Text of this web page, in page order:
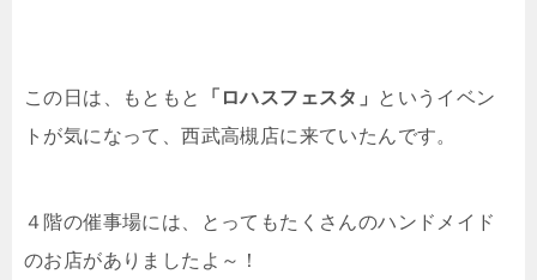
この日は、もともと 「ロハスフェスタ」
というイベン
トが気になって、西武高槻店に来ていたんです。
４階の催事場には、とってもたくさんのハンドメイド
のお店がありましたよ～！